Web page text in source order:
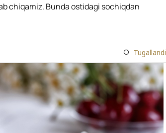
chiqamiz. Bunda ostidagi sochiqdan
Tugallandi